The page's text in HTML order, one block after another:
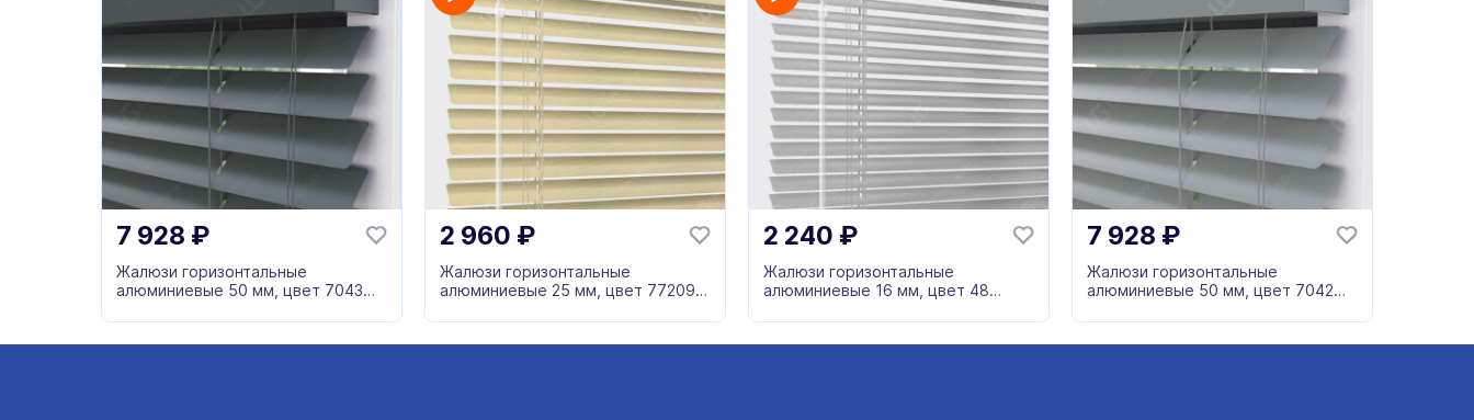
7 928 ₽
Жалюзи горизонтальные
алюминиевые 50 мм, цвет 7043
2 960 ₽
Жалюзи горизонтальные
алюминиевые 25 мм, цвет 772091
2 240 ₽
Жалюзи горизонтальные
алюминиевые 16 мм, цвет 48
7 928 ₽
Жалюзи горизонтальные
алюминиевые 50 мм, цвет 7042